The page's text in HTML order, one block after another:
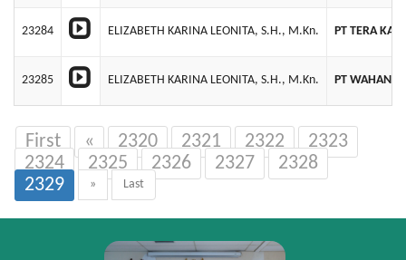
23284 ELIZABETH KARINA LEONITA, S.H., M.Kn. PT TERA
23285 ELIZABETH KARINA LEONITA, S.H., M.Kn. PT WAHANA
First « 2320 2321 2322
2323
2324
2325 2326 2327
2328
2329
» Last